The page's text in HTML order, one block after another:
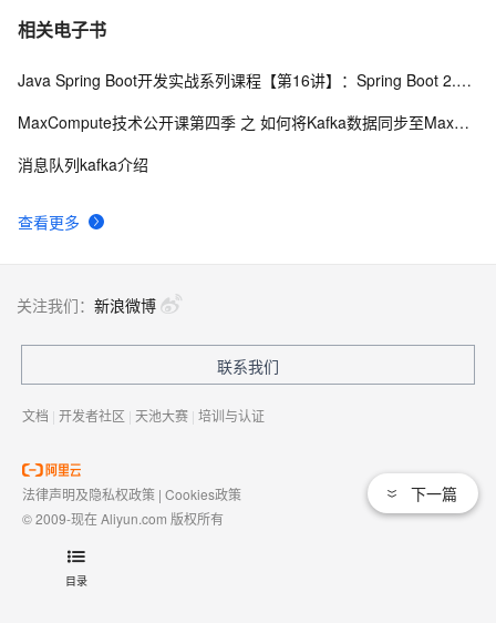
目录
相关电子书
查看更多
Java Spring Boot开发实战系列课程【第16讲】：Spring Boot 2.0 实战Apache Kafka百万级高并发消息中间件与原理解析
MaxCompute技术公开课第四季 之 如何将Kafka数据同步至MaxCompute
消息队列kafka介绍
下一篇
关注我们： 新浪微博
联系我们
文档 | 开发者社区 | 天池大赛 | 培训与认证
法律声明及隐私权政策 | Cookies政策
© 2009-现在 Aliyun.com 版权所有
域名注册服务机构许可：